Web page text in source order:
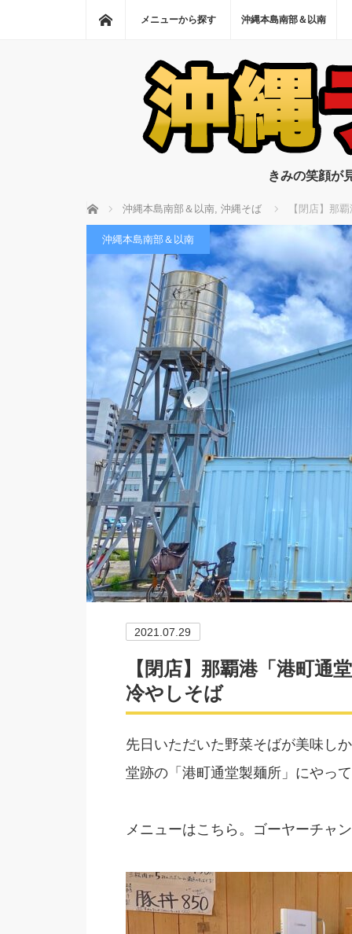
ホーム
メニューから探す 沖縄本島南部＆以南
きみの笑顔が
ホーム 沖縄本島南部＆以南, 沖縄そば 【閉店】那
沖縄本島南部＆以南
2021.07.29
【閉店】那覇港「港町通
冷やしそば
先日いただいた野菜そばが美味し
堂跡の「港町通堂製麺所」にやっ
メニューはこちら。ゴーヤーチャ